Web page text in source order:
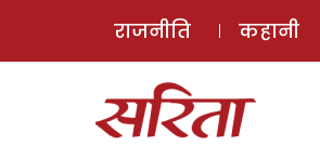
राजनीति कहानी